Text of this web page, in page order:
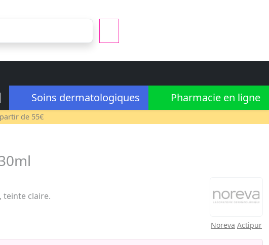
Soins dermatologiques
Pharmacie en ligne
de 55€
teinte claire.
Noreva Actipur